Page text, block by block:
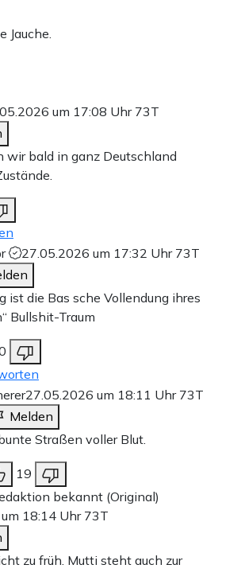
Jauche.
um 17:08 Uhr 73T
wir bald in ganz Deutschland
27.05.2026 um 17:32 Uhr 73T
ist die Bas sche Vollendung ihres
Bullshit-Traum
27.05.2026 um 18:11 Uhr 73T
Melden
Straßen voller Blut.
19
bekannt (Original)
18:14 Uhr 73T
zu früh. Mutti steht auch zur